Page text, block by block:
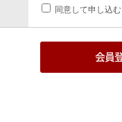
同意して申し込む